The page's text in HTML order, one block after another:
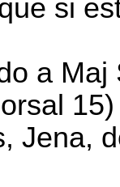
si
a
Jena,